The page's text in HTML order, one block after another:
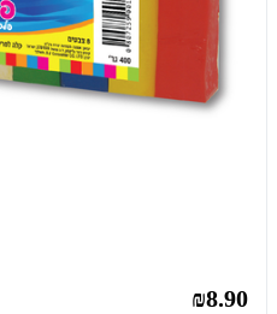
₪8.90